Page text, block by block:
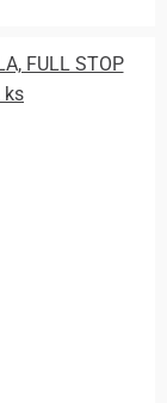
FULL STOP
ks